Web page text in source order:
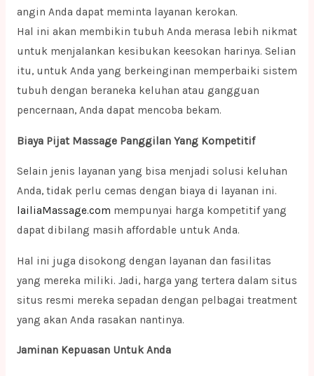
angin Anda dapat meminta layanan kerokan.
Hal ini akan membikin tubuh Anda merasa lebih nikmat
untuk menjalankan kesibukan keesokan harinya. Selian
itu, untuk Anda yang berkeinginan memperbaiki sistem
tubuh dengan beraneka keluhan atau gangguan
pencernaan, Anda dapat mencoba bekam.
Biaya Pijat Massage Panggilan Yang Kompetitif
Selain jenis layanan yang bisa menjadi solusi keluhan
Anda, tidak perlu cemas dengan biaya di layanan ini.
lailiaMassage.com mempunyai harga kompetitif yang
dapat dibilang masih affordable untuk Anda.
Hal ini juga disokong dengan layanan dan fasilitas
yang mereka miliki. Jadi, harga yang tertera dalam situs
situs resmi mereka sepadan dengan pelbagai treatment
yang akan Anda rasakan nantinya.
Jaminan Kepuasan Untuk Anda